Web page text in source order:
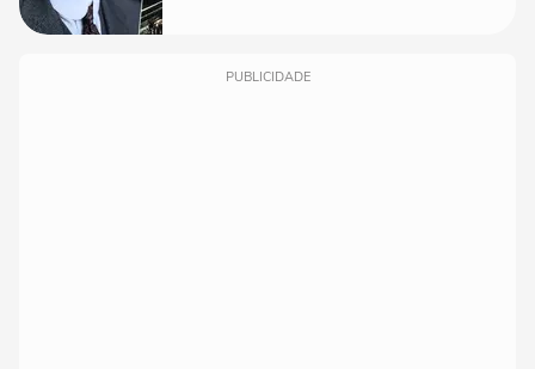
PUBLICIDADE